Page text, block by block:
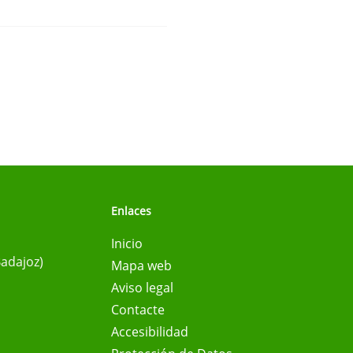
Enlaces
Inicio
Mapa web
Aviso legal
Contacte
Accesibilidad